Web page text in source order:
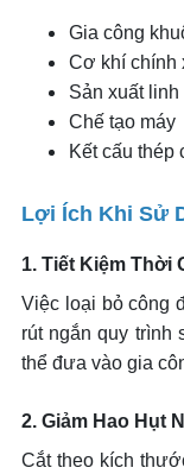
Gia công
Cơ khí chính
Sản xuất linh
Chế tạo máy
Kết cấu thép
Lợi Ích Khi Sử
1. Tiết Kiệm Thời
Việc loại bỏ công
rút ngắn quy trình
thể đưa vào gia
2. Giảm Hao Hụt
Cắt theo kích